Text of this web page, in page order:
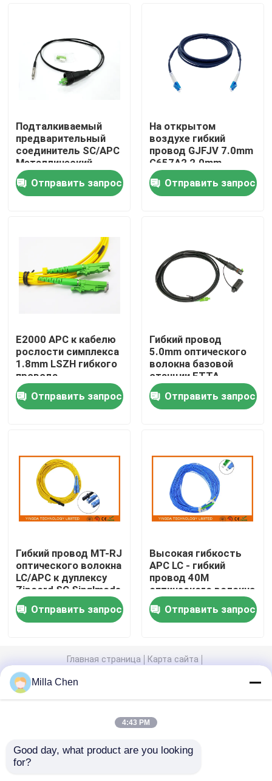
Дом
Продукты
Путешествие фабрики
Свяжитесь мы
Новости
Спросите цитату
Волоконно-оптические Box Прекращение
Волоконно-оптические PLC Splitter
коробка замка для канатов волокна
Кабель MTP MPO
Волоконно-оптические Пигтейл
Подталкиваемый
предварительный
соединитель SC/APC
Металлический
соединитель
Волокно патч Шнур
черный для через
Отправить запрос
На открытом
воздухе гибкий
провод GJFJV 7.0mm
G657A2 2.0mm
собрания
оптического кабеля
FTTA LC
Отправить запрос
E2000 APC к кабелю
рослости симплекса
1.8mm LSZH гибкого
провода
оптического волокна
SC UPC
однорежимному
Отправить запрос
Гибкий провод
5.0mm оптического
волокна базовой
станции FTTA
законченное
соединители SC
Supertap
Отправить запрос
Гибкий провод MT-RJ
оптического волокна
LC/APC к дуплексу
Zipcord SC Singlmode
без желтого цвета
зажима
Отправить запрос
Высокая гибкость
APC LC - гибкий
провод 40M
оптического волокна
LC для зданий/
напольное
Отправить запрос
Главная страница
Карта сайта
Карта сайта
ПрекращениеКитайская фабрика.Copyright ©
Milla Chen
4:43 PM
Good day, what product are you looking
for?